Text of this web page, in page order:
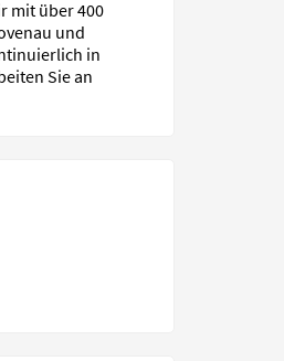
mit über 400
und
in
Sie an